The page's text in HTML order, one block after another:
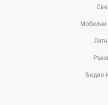
Мобилни
Видео